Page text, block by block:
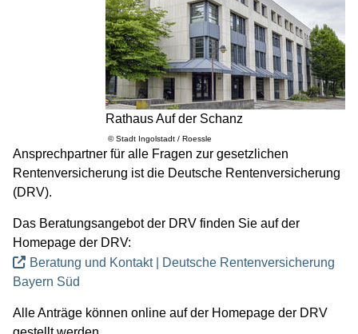
Soziales & Wohnen
Asyl- und Flüchtlingsangelegenheiten
Ingolstädter Sozialkompass
Sozialhilfe & Grundsicherung
Online-Services im Amt für Soziales
Stadtteiltreffs
Versicherungsamt
Vorsorge & Betreuung
Wohnen
Sport & Freizeit
Umwelt, Natur & Klima
Rathaus Auf der Schanz
© Stadt Ingolstadt / Roessle
Ansprechpartner für alle Fragen zur gesetzlichen
Rentenversicherung ist die Deutsche Rentenversicherung
(DRV).
Das Beratungsangebot der DRV finden Sie auf der
Homepage der DRV:
Beratung und Kontakt | Deutsche Rentenversicherung
Bayern Süd
Alle Anträge können online auf der Homepage der DRV